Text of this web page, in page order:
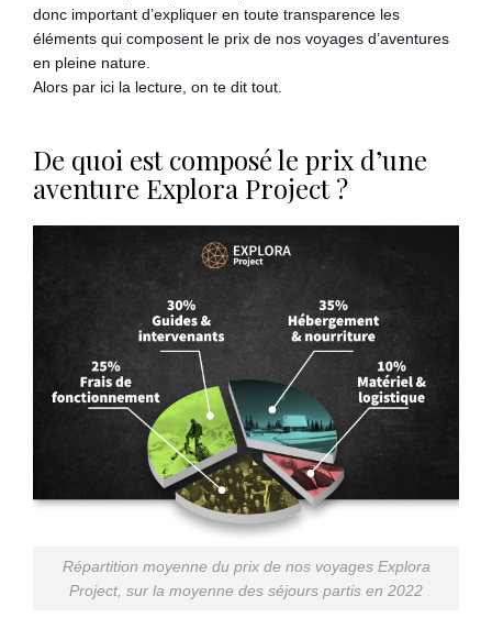
donc important d’expliquer en toute transparence les
éléments qui composent le prix de nos voyages d’aventures
en pleine nature.
Alors par ici la lecture, on te dit tout.
De quoi est composé le prix d’une
aventure Explora Project ?
Répartition moyenne du prix de nos voyages Explora
Project, sur la moyenne des séjours partis en 2022